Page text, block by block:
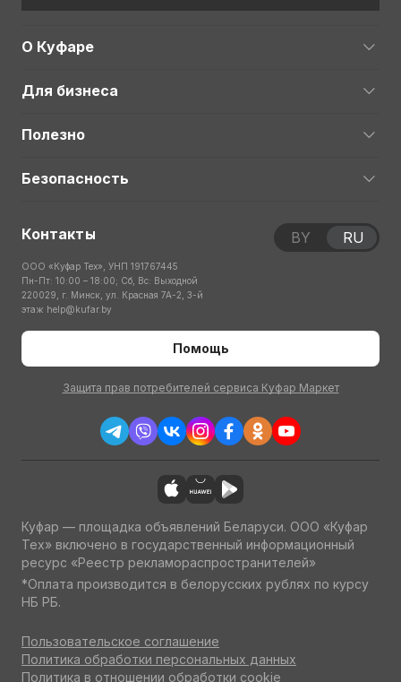
О Куфаре
Для бизнеса
Полезно
Безопасность
Контакты
ООО «Куфар Тех», УНП 191767445
Пн-Пт: 10:00 – 18:00; Сб, Вс: Выходной
220029, г. Минск, ул. Красная 7А-2, 3-й
этаж help@kufar.by
Помощь
Защита прав потребителей сервиса Куфар Маркет
BY RU
Куфар — площадка объявлений Беларуси. ООО «Куфар
Тех» включено в государственный информационный
ресурс «Реестр рекламораспространителей»
*Оплата производится в белорусских рублях по курсу
НБ РБ.
Пользовательское соглашение
Политика обработки персональных данных
Политика в отношении обработки cookie